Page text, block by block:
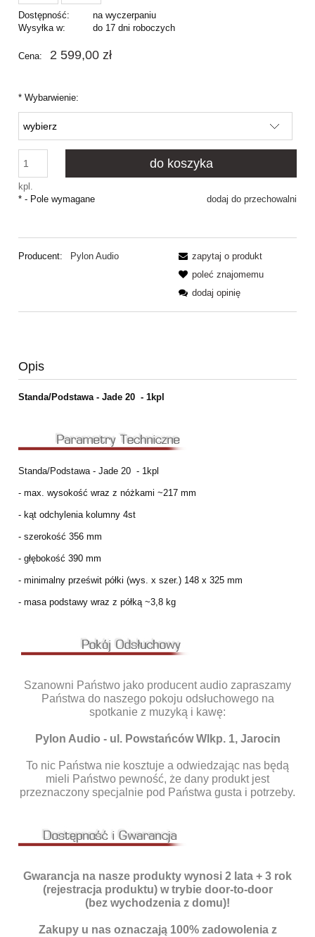
Dostępność:
na wyczerpaniu
Wysyłka w:
do 17 dni roboczych
Cena: 2 599,00 zł
* Wybarwienie:
kpl.
do koszyka
dodaj do przechowalni
* - Pole wymagane
Producent: Pylon Audio
zapytaj o produkt
poleć znajomemu
dodaj opinię
Opis
Standa/Podstawa - Jade 20 - 1kpl
Standa/Podstawa - Jade 20 - 1kpl
- max. wysokość wraz z nóżkami ~217 mm
- kąt odchylenia kolumny 4st
- szerokość 356 mm
- głębokość 390 mm
- minimalny prześwit półki (wys. x szer.) 148 x 325 mm
- masa podstawy wraz z półką ~3,8 kg
Szanowni Państwo jako producent audio zapraszamy
Państwa do naszego pokoju odsłuchowego na
spotkanie z muzyką i kawę:
Pylon Audio - ul. Powstańców Wlkp. 1, Jarocin
To nic Państwa nie kosztuje a odwiedzając nas będą
mieli Państwo pewność, że dany produkt jest
przeznaczony specjalnie pod Państwa gusta i potrzeby.
Gwarancja na nasze produkty wynosi 2 lata + 3 rok
(rejestracja produktu) w trybie door-to-door
(bez wychodzenia z domu)!
Zakupy u nas oznaczają 100% zadowolenia z